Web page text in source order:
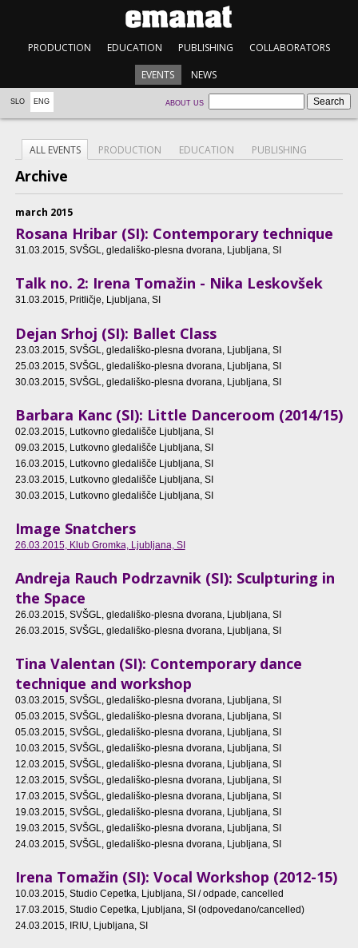
PRODUCTION EDUCATION PUBLISHING COLLABORATORS
EVENTS NEWS
SLO ENG ABOUT US
ALL EVENTS PRODUCTION EDUCATION PUBLISHING
Archive
march 2015
Rosana Hribar (SI): Contemporary technique
31.03.2015, SVŠGL, gledališko-plesna dvorana, Ljubljana, SI
Talk no. 2: Irena Tomažin - Nika Leskovšek
31.03.2015, Pritličje, Ljubljana, SI
Dejan Srhoj (SI): Ballet Class
23.03.2015, SVŠGL, gledališko-plesna dvorana, Ljubljana, SI
25.03.2015, SVŠGL, gledališko-plesna dvorana, Ljubljana, SI
30.03.2015, SVŠGL, gledališko-plesna dvorana, Ljubljana, SI
Barbara Kanc (SI): Little Danceroom (2014/15)
02.03.2015, Lutkovno gledališče Ljubljana, SI
09.03.2015, Lutkovno gledališče Ljubljana, SI
16.03.2015, Lutkovno gledališče Ljubljana, SI
23.03.2015, Lutkovno gledališče Ljubljana, SI
30.03.2015, Lutkovno gledališče Ljubljana, SI
Image Snatchers
26.03.2015, Klub Gromka, Ljubljana, SI
Andreja Rauch Podrzavnik (SI): Sculpturing in
the Space
26.03.2015, SVŠGL, gledališko-plesna dvorana, Ljubljana, SI
26.03.2015, SVŠGL, gledališko-plesna dvorana, Ljubljana, SI
Tina Valentan (SI): Contemporary dance
technique and workshop
03.03.2015, SVŠGL, gledališko-plesna dvorana, Ljubljana, SI
05.03.2015, SVŠGL, gledališko-plesna dvorana, Ljubljana, SI
05.03.2015, SVŠGL, gledališko-plesna dvorana, Ljubljana, SI
10.03.2015, SVŠGL, gledališko-plesna dvorana, Ljubljana, SI
12.03.2015, SVŠGL, gledališko-plesna dvorana, Ljubljana, SI
12.03.2015, SVŠGL, gledališko-plesna dvorana, Ljubljana, SI
17.03.2015, SVŠGL, gledališko-plesna dvorana, Ljubljana, SI
19.03.2015, SVŠGL, gledališko-plesna dvorana, Ljubljana, SI
19.03.2015, SVŠGL, gledališko-plesna dvorana, Ljubljana, SI
24.03.2015, SVŠGL, gledališko-plesna dvorana, Ljubljana, SI
Irena Tomažin (SI): Vocal Workshop (2012-15)
10.03.2015, Studio Cepetka, Ljubljana, SI / odpade, cancelled
17.03.2015, Studio Cepetka, Ljubljana, SI (odpovedano/cancelled)
24.03.2015, IRIU, Ljubljana, SI